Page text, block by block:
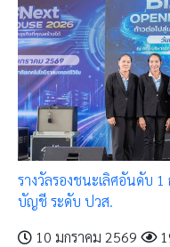
รางวัลรองชนะเลิศอันดับ
บัญชี ระดับ ปวส.
10 มกราคม 2569